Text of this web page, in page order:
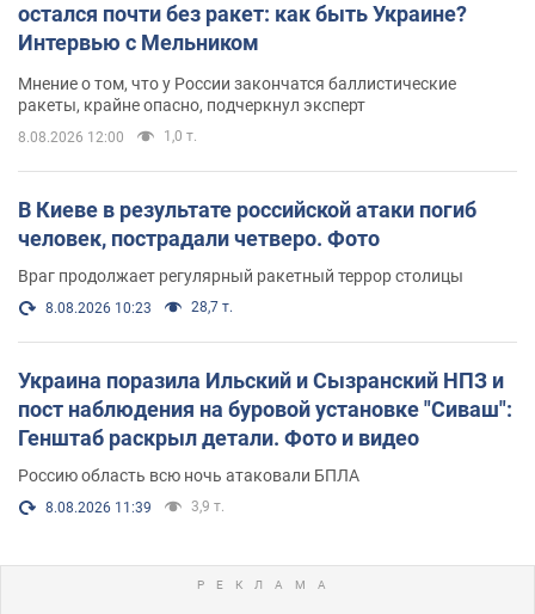
остался почти без ракет: как быть Украине?
Интервью с Мельником
Мнение о том, что у России закончатся баллистические
ракеты, крайне опасно, подчеркнул эксперт
8.08.2026 12:00 1,0 т.
В Киеве в результате российской атаки погиб
человек, пострадали четверо. Фото
Враг продолжает регулярный ракетный террор столицы
8.08.2026 10:23 28,7 т.
Украина поразила Ильский и Сызранский НПЗ и
пост наблюдения на буровой установке "Сиваш":
Генштаб раскрыл детали. Фото и видео
Россию область всю ночь атаковали БПЛА
8.08.2026 11:39 3,9 т.